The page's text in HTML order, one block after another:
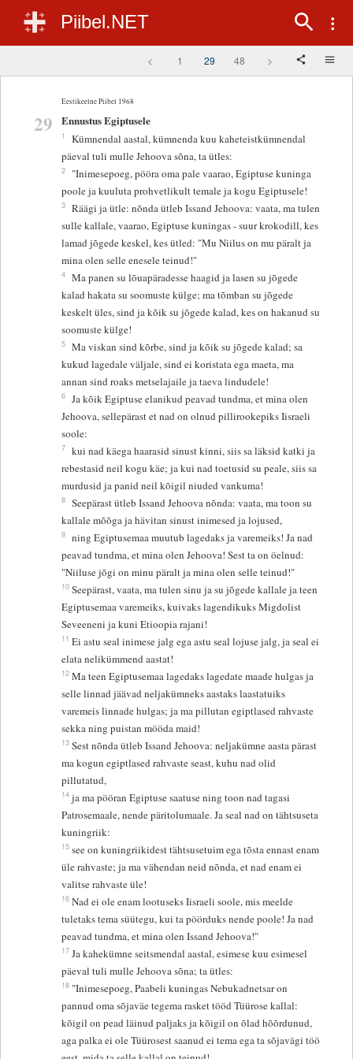
Piibel.NET
< 1 29 48 >
Eestikeelne Piibel 1968
29 Ennustus Egiptusele
1
Kümnendal aastal, kümnenda kuu kaheteistkümnendal
päeval tuli mulle Jehoova sõna, ta ütles:
2
"Inimesepoeg, pööra oma pale vaarao, Egiptuse kuninga
poole ja kuuluta prohvetlikult temale ja kogu Egiptusele!
3 Räägi ja ütle: nõnda ütleb Issand Jehoova: vaata, ma tulen
sulle kallale, vaarao, Egiptuse kuningas - suur krokodill, kes
lamad jõgede keskel, kes ütled: "Mu Niilus on mu päralt ja
mina olen selle enesele teinud!"
4 Ma panen su lõuapäradesse haagid ja lasen su jõgede
kalad hakata su soomuste külge; ma tõmban su jõgede
keskelt üles, sind ja kõik su jõgede kalad, kes on hakanud su
soomuste külge!
5 Ma viskan sind kõrbe, sind ja kõik su jõgede kalad; sa
kukud lagedale väljale, sind ei koristata ega maeta, ma
annan sind roaks metselajaile ja taeva lindudele!
6 Ja kõik Egiptuse elanikud peavad tundma, et mina olen
Jehoova, sellepärast et nad on olnud pillirookepiks Iisraeli
soole:
7 kui nad käega haarasid sinust kinni, siis sa läksid katki ja
rebestasid neil kogu käe; ja kui nad toetusid su peale, siis sa
murdusid ja panid neil kõigil niuded vankuma!
8 Seepärast ütleb Issand Jehoova nõnda: vaata, ma toon su
kallale mõõga ja hävitan sinust inimesed ja lojused,
9 ning Egiptusemaa muutub lagedaks ja varemeiks! Ja nad
peavad tundma, et mina olen Jehoova! Sest ta on öelnud:
"Niiluse jõgi on minu päralt ja mina olen selle teinud!"
10 Seepärast, vaata, ma tulen sinu ja su jõgede kallale ja teen
Egiptusemaa varemeiks, kuivaks lagendikuks Migdolist
Seveeneni ja kuni Etioopia rajani!
11 Ei astu seal inimese jalg ega astu seal lojuse jalg, ja seal ei
elata nelikümmend aastat!
12 Ma teen Egiptusemaa lagedaks lagedate maade hulgas ja
selle linnad jäävad neljakümneks aastaks laastatuiks
varemeis linnade hulgas; ja ma pillutan egiptlased rahvaste
sekka ning puistan mööda maid!
13 Sest nõnda ütleb Issand Jehoova: neljakümne aasta pärast
ma kogun egiptlased rahvaste seast, kuhu nad olid
pillutatud,
14 ja ma pööran Egiptuse saatuse ning toon nad tagasi
Patrosemaale, nende päritolumaale. Ja seal nad on tähtsuseta
kuningriik:
15 see on kuningriikidest tähtsusetuim ega tõsta ennast enam
üle rahvaste; ja ma vähendan neid nõnda, et nad enam ei
valitse rahvaste üle!
16 Nad ei ole enam lootuseks Iisraeli soole, mis meelde
tuletaks tema süütegu, kui ta pöörduks nende poole! Ja nad
peavad tundma, et mina olen Issand Jehoova!"
17 Ja kahekümne seitsmendal aastal, esimese kuu esimesel
päeval tuli mulle Jehoova sõna; ta ütles:
18 "Inimesepoeg, Paabeli kuningas Nebukadnetsar on
pannud oma sõjaväe tegema rasket tööd Tüürose kallal:
kõigil on pead läinud paljaks ja kõigil on õlad hõõrdunud,
aga palka ei ole Tüürosest saanud ei tema ega ta sõjavägi töö